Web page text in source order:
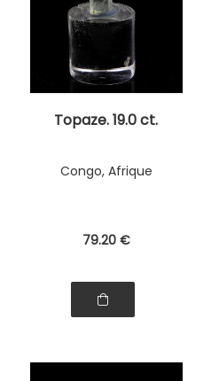
Topaze. 19.0 ct.
Congo, Afrique
79.20 €